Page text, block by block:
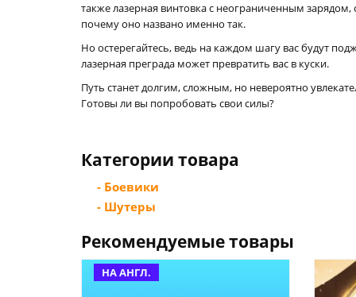
также лазерная винтовка с неограниченным
почему оно названо именно так.
Но остерегайтесь, ведь на каждом шагу вас будут
лазерная преграда может превратить вас в куски.
Путь станет долгим, сложным, но невероятно
Готовы ли вы попробовать свои силы?
Категории товара
- Боевики
- Шутеры
Рекомендуемые товары
НА АНГЛ.